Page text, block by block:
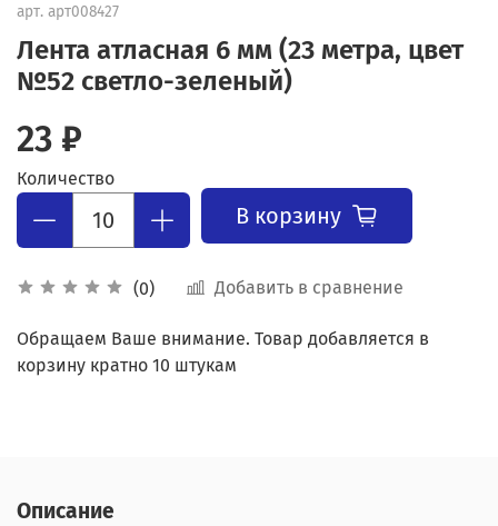
арт. арт008427
Лента атласная 6 мм (23 метра, цвет
№52 светло-зеленый)
(0) Добавить в сравнение
23 ₽
Количество
В корзину
Обращаем Ваше внимание. Товар добавляется в
корзину кратно 10 штукам
Описание